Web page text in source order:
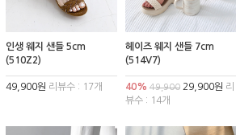
인생 웨지 샌들 5cm
(510Z2)
49,900원 리뷰수 : 17개
헤이즈 웨지 샌들 7cm
(514V7)
40% 49,90029,900원 리
뷰수 : 14개